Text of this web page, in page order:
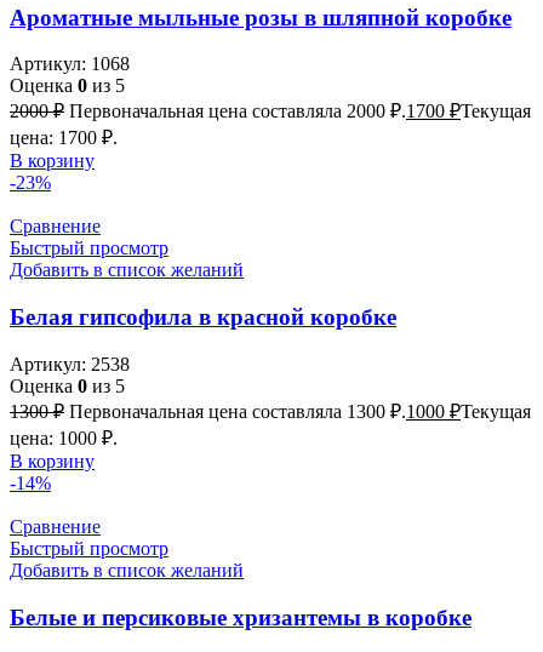
Ароматные мыльные розы в шляпной коробке
Артикул: 1068
Оценка 0 из 5
2000₽ Первоначальная цена составляла 2000 ₽.1700 ₽Текущая
цена: 1700 ₽.
В корзину
-23%
Сравнение
Быстрый просмотр
Добавить в список желаний
Белая гипсофила в красной коробке
Артикул: 2538
Оценка 0 из 5
1300₽ Первоначальная цена составляла 1300 ₽.1000 ₽Текущая
цена: 1000 ₽.
В корзину
-14%
Сравнение
Быстрый просмотр
Добавить в список желаний
Белые и персиковые хризантемы в коробке